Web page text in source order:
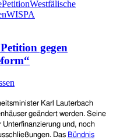
die
Regelung
der
gestartet
PetitionWestfälische
WISPA
gegen
Karl Lauterbach
geändert werden. Seine
und, noch
Das Bündnis